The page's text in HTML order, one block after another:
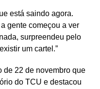
está saindo agora.
gente começou a ver
surpreendeu pelo
um cartel.”
de 22 de novembro que
do TCU e destacou